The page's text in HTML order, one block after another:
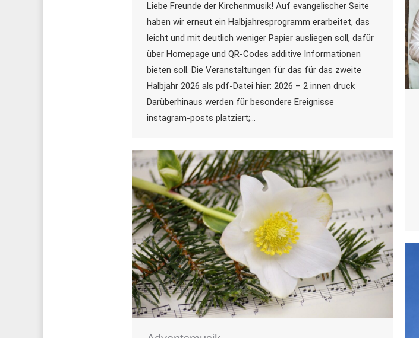
Liebe Freunde der Kirchenmusik! Auf evangelischer Seite
haben wir erneut ein Halbjahresprogramm erarbeitet, das
leicht und mit deutlich weniger Papier ausliegen soll, dafür
über Homepage und QR-Codes additive Informationen
bieten soll. Die Veranstaltungen für das für das zweite
Halbjahr 2026 als pdf-Datei hier: 2026 – 2 innen druck
Darüberhinaus werden für besondere Ereignisse
instagram-posts platziert;…